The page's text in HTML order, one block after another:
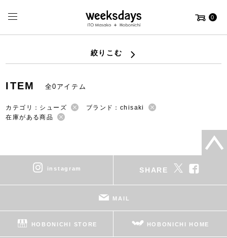
0
絞りこむ
ITEM 全0アイテム
カテゴリ：シューズ
ブランド：chisaki
在庫がある商品
instagram SHARE
MAIL
HOBONICHI STORE HOBONICHI HOME